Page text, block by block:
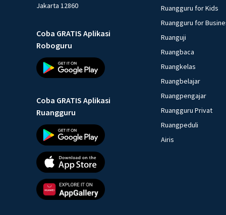
Jakarta 12860
Coba GRATIS Aplikasi
Roboguru
Coba GRATIS Aplikasi
Ruangguru
Ruangguru for Kids
Ruangguru for
Ruanguji
Ruangbaca
Ruangkelas
Ruangbelajar
Ruangpengajar
Ruangguru Privat
Ruangpeduli
Airis